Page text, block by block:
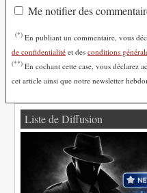
Me notifier des
(*) En publiant un commentaire, vous
de confidentialité et des conditions
(**) En cochant cette case, vous déclarez
cet article ainsi que notre newsletter
Liste de Diffusion